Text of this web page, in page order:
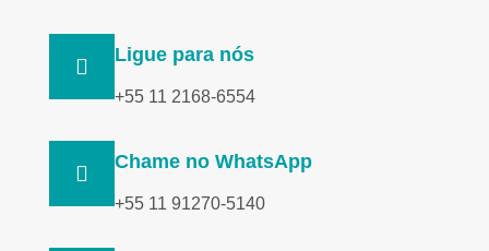
Ligue para nós
+55 11 2168-6554
Chame no WhatsApp
+55 11 91270-5140